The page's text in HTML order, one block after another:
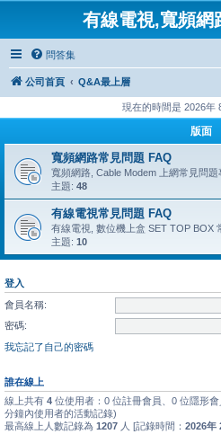
有線電視,寬頻網
問答集
公司首頁 Q&A最上層
現在的時間是 2026年
版面
寬頻網路常見問題 FAQ
寬頻網路, Cable Modem 上網常見問題
主題: 48
有線電視常見問題 FAQ
有線電視, 數位機上盒 SET TOP BOX
主題: 10
登入
會員名稱:
密碼:
我忘記了自己的密碼
誰在線上
線上共有 4 位使用者：0 位註冊會員、0 位隱形
分鐘內使用者的活動記錄)
最高線上人數記錄為 1207 人 [記錄時間： 2026年